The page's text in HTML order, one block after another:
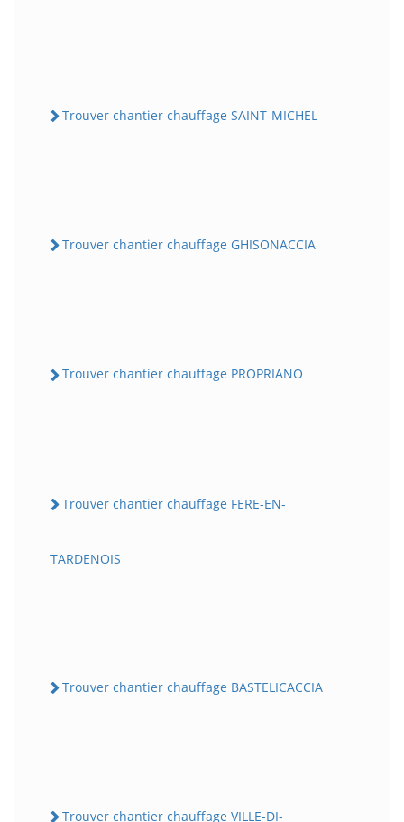
Trouver chantier chauffage SAINT-MICHEL
Trouver chantier chauffage GHISONACCIA
Trouver chantier chauffage PROPRIANO
Trouver chantier chauffage FERE-EN-
TARDENOIS
Trouver chantier chauffage BASTELICACCIA
Trouver chantier chauffage VILLE-DI-